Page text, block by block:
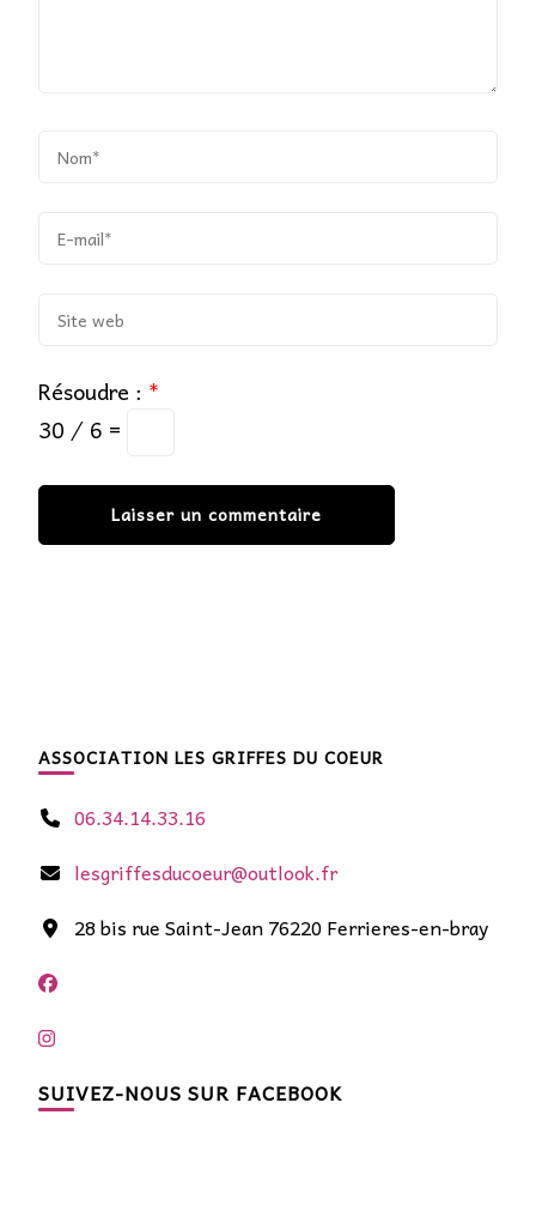
Résoudre : *
30 ⁄ 6 =
ASSOCIATION LES GRIFFES DU COEUR
06.34.14.33.16
lesgriffesducoeur@outlook.fr
28 bis rue Saint-Jean 76220 Ferrieres-en-bray
SUIVEZ-NOUS SUR FACEBOOK